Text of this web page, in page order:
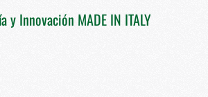
y Innovación MADE IN ITALY